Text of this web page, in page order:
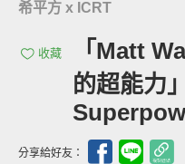
希平方 x ICRT
收藏
「Matt
的超能力
分享給好友：